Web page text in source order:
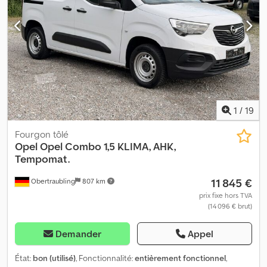
1 / 19
Obertraubling 807 km
Fourgon tôlé
OpelOpel Combo 1,5 KLIMA, AHK,
Tempomat.
11 845 €
prix fixe hors TVA
(14 096 € brut)
Demander Appel
État: bon (utilisé), Fonctionnalité:entièrement fonctionnel,